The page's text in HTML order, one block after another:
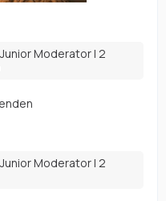
Moderator I 2
Moderator I 2